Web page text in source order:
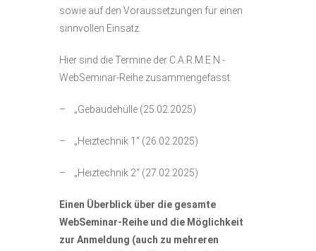
sowie auf den Voraussetzungen für einen
sinnvollen Einsatz.
Hier sind die Termine der C.A.R.M.E.N.-
WebSeminar-Reihe zusammengefasst:
– „Gebäudehülle (25.02.2025)
– „Heiztechnik 1“ (26.02.2025)
– „Heiztechnik 2“ (27.02.2025)
Einen Überblick über die gesamte
WebSeminar-Reihe und die Möglichkeit
zur Anmeldung (auch zu mehreren